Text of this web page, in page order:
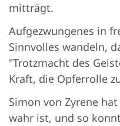
mitträgt.
Aufgezwungenes in
Sinnvolles wandeln,
"Trotzmacht des
Kraft, die Opferrolle
Simon von Zyrene
wahr ist, und so